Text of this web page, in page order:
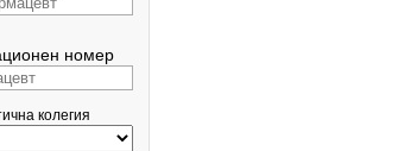
номер
колегия